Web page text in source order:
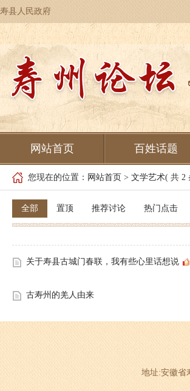
寿县人民政府
网站首页 百姓话题
您现在的位置： 网站首页 > 文学艺术( 共 2
全部 置顶 推荐讨论 热门点击
关于寿县古城门春联，我有些心里话想说
古寿州的羌人由来
地址:安徽省